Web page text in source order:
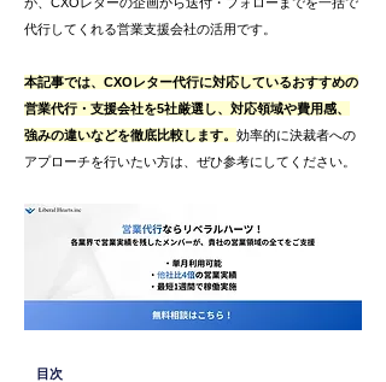
代行してくれる営業支援会社の活用です。
本記事では、CXOレター代行に対応しているおすすめの
営業代行・支援会社を5社厳選し、対応領域や費用感、
強みの違いなどを徹底比較します。 効率的に決裁者への
アプローチを行いたい方は、ぜひ参考にしてください。
目次